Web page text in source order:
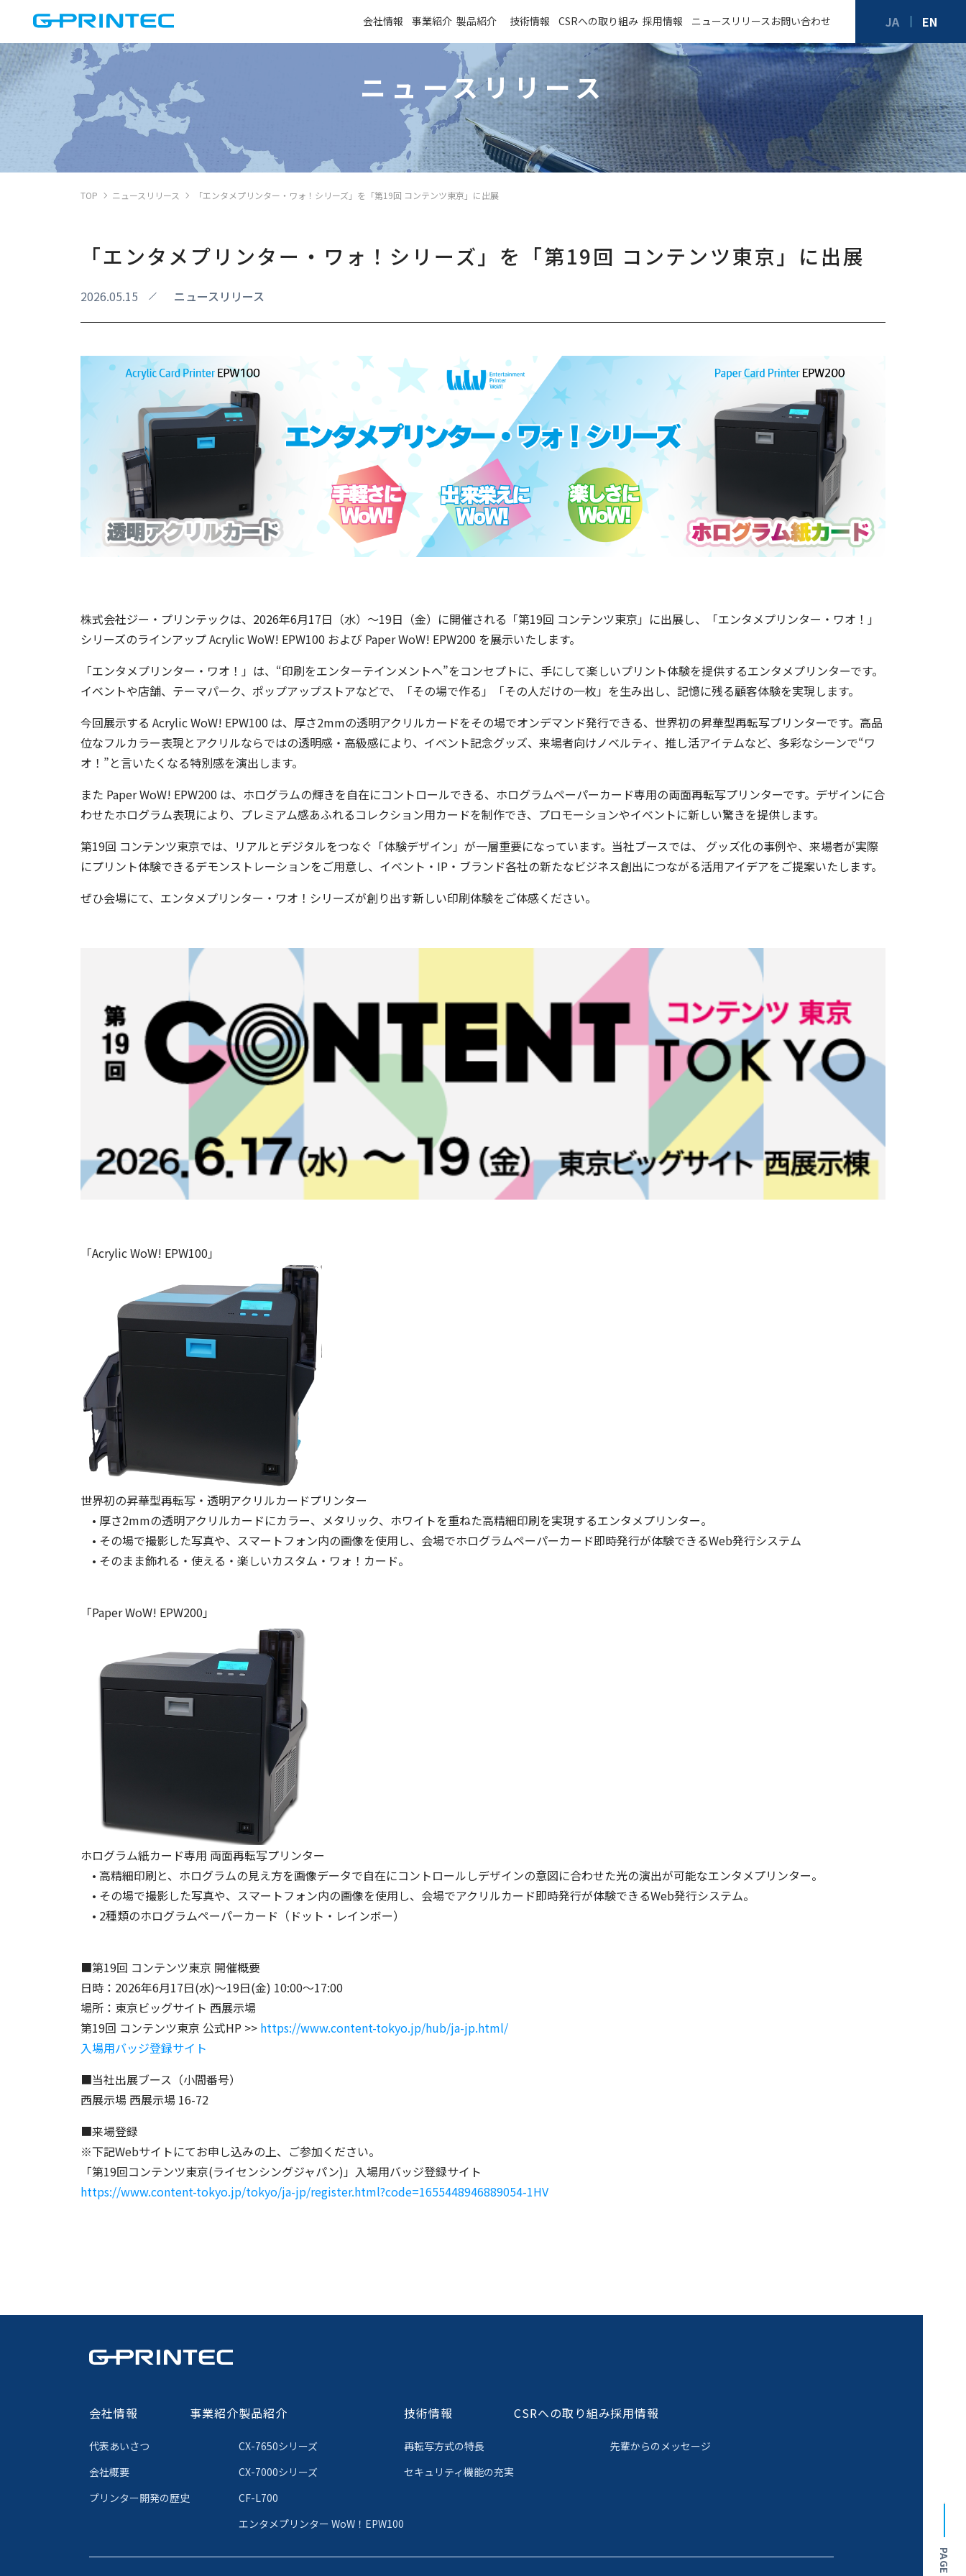
会社情報
会社概要
プリンター開発の歴史
事業紹介 製品紹介
CX-7650 シリーズ
CX-7000 シリーズ
CF-L700/701
エンタメプリンター
WoW！ EPW100
技術情報
再転写方式の特長
セキュリティ機能の充実
CSRへの取り組み 採用情報
先輩からのメッセージ
ニュースリリースお問い合わせ JA EN
TOP ニュースリリース 「エンタメプリンター・ワォ！シリーズ」を「第19回 コンテンツ東京」に出展
「エンタメプリンター・ワォ！シリーズ」を「第19回 コンテンツ東京」に出展
2026.05.15 ニュースリリース
株式会社ジー・プリンテックは、2026年6月17日（水）〜19日（金）に開催される「第19回 コンテンツ東京」に出展し、「エンタメプリンター・ワオ！」
シリーズのラインアップ Acrylic WoW! EPW100 および Paper WoW! EPW200 を展示いたします。
「エンタメプリンター・ワオ！」は、“印刷をエンターテインメントへ”をコンセプトに、手にして楽しいプリント体験を提供するエンタメプリンターです。
イベントや店舗、テーマパーク、ポップアップストアなどで、「その場で作る」「その人だけの一枚」を生み出し、記憶に残る顧客体験を実現します。
今回展示する Acrylic WoW! EPW100 は、厚さ2mmの透明アクリルカードをその場でオンデマンド発行できる、世界初の昇華型再転写プリンターです。高品
位なフルカラー表現とアクリルならではの透明感・高級感により、イベント記念グッズ、来場者向けノベルティ、推し活アイテムなど、多彩なシーンで“ワ
オ！”と言いたくなる特別感を演出します。
また Paper WoW! EPW200 は、ホログラムの輝きを自在にコントロールできる、ホログラムペーパーカード専用の両面再転写プリンターです。デザインに合
わせたホログラム表現により、プレミアム感あふれるコレクション用カードを制作でき、プロモーションやイベントに新しい驚きを提供します。
第19回 コンテンツ東京では、リアルとデジタルをつなぐ「体験デザイン」が一層重要になっています。当社ブースでは、 グッズ化の事例や、来場者が実際
にプリント体験できるデモンストレーションをご用意し、イベント・IP・ブランド各社の新たなビジネス創出につながる活用アイデアをご提案いたします。
ぜひ会場にて、エンタメプリンター・ワオ！シリーズが創り出す新しい印刷体験をご体感ください。
「Acrylic WoW! EPW100」
世界初の昇華型再転写・透明アクリルカードプリンター
• 厚さ2mmの透明アクリルカードにカラー、メタリック、ホワイトを重ねた高精細印刷を実現するエンタメプリンター。
• その場で撮影した写真や、スマートフォン内の画像を使用し、会場でホログラムペーパーカード即時発行が体験できるWeb発行システム
• そのまま飾れる・使える・楽しいカスタム・ワォ！カード。
「Paper WoW! EPW200」
ホログラム紙カード専用 両面再転写プリンター
• 高精細印刷と、ホログラムの見え方を画像データで自在にコントロールしデザインの意図に合わせた光の演出が可能なエンタメプリンター。
• その場で撮影した写真や、スマートフォン内の画像を使用し、会場でアクリルカード即時発行が体験できるWeb発行システム。
• 2種類のホログラムペーパーカード（ドット・レインボー）
■第19回 コンテンツ東京 開催概要
日時：2026年6月17日(水)～19日(金) 10:00～17:00
場所：東京ビッグサイト 西展示場
第19回 コンテンツ東京 公式HP >> https://www.content-tokyo.jp/hub/ja-jp.html/
入場用バッジ登録サイト
■当社出展ブース（小間番号）
西展示場 西展示場 16-72
■来場登録
※下記Webサイトにてお申し込みの上、ご参加ください。
「第19回コンテンツ東京(ライセンシングジャパン)」入場用バッジ登録サイト
https://www.content-tokyo.jp/tokyo/ja-jp/register.html?code=1655448946889054-1HV
会社情報
代表あいさつ
会社概要
プリンター開発の歴史
事業紹介製品紹介
CX-7650シリーズ
CX-7000シリーズ
CF-L700
エンタメプリンター WoW！EPW100
技術情報
再転写方式の特長
セキュリティ機能の充実
CSRへの取り組み採用情報
先輩からのメッセージ